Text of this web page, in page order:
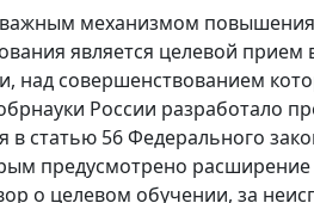
механизмом повышения
является целевой прием
над совершенствованием
России разработало
в статью 56 Федерального
предусмотрено расширение
о целевом обучении, за